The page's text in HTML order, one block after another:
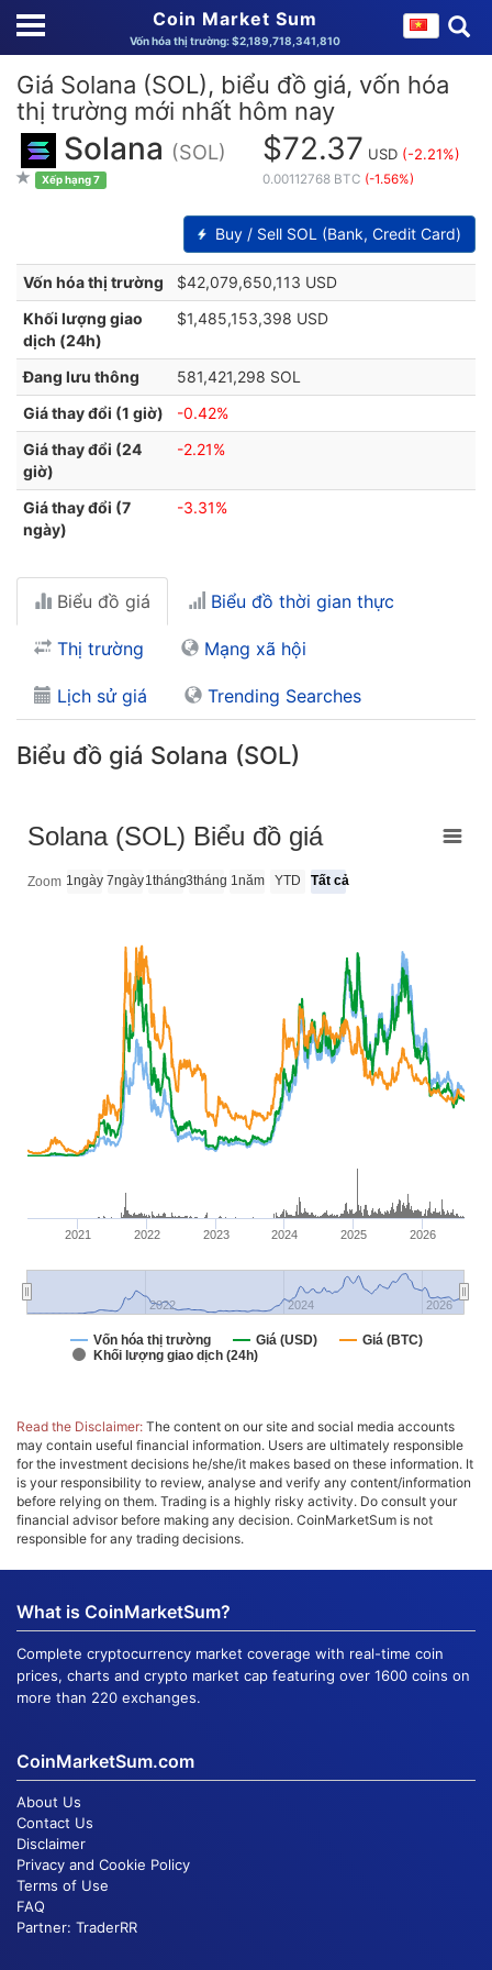
Coin Market Sum
Vốn hóa thị trường: $2,189,718,341,810
Giá Solana (SOL), biểu đồ giá, vốn hóa
thị trường mới nhất hôm nay
Solana (SOL)
Xếp hạng 7
$72.37 USD (-2.21%)
0.00112768 BTC (-1.56%)
Buy / Sell SOL (Bank, Credit Card)
Vốn hóa thị trường
$42,079,650,113 USD
Khối lượng giao
dịch (24h)
$1,485,153,398 USD
Đang lưu thông
581,421,298 SOL
Giá thay đổi (1 giờ)
-0.42%
Giá thay đổi (24
giờ)
-2.21%
Giá thay đổi (7
ngày)
-3.31%
Biểu đồ giá Biểu đồ thời gian thực
Thị trường Mạng xã hội
Lịch sử giá Trending Searches
Biểu đồ giá Solana (SOL)
Zoom 1ngày 7ngày1tháng3tháng 1năm YTD Tất cả
Solana (SOL) Biểu đồ giá
Vốn hóa thị trường Giá (USD)
Giá (BTC)
Khối lượng giao dịch (24h)
2021 2022 2023 2024 2025 2026
2022 2024 2026
Read the Disclaimer: The content on our site and social media accounts
may contain useful financial information. Users are ultimately responsible
for the investment decisions he/she/it makes based on these information. It
is your responsibility to review, analyse and verify any content/information
before relying on them. Trading is a highly risky activity. Do consult your
financial advisor before making any decision. CoinMarketSum is not
responsible for any trading decisions.
What is CoinMarketSum?
Complete cryptocurrency market coverage with real-time coin
prices, charts and crypto market cap featuring over 1600 coins on
more than 220 exchanges.
CoinMarketSum.com
About Us
Contact Us
Disclaimer
Privacy and Cookie Policy
Terms of Use
FAQ
Partner: TraderRR